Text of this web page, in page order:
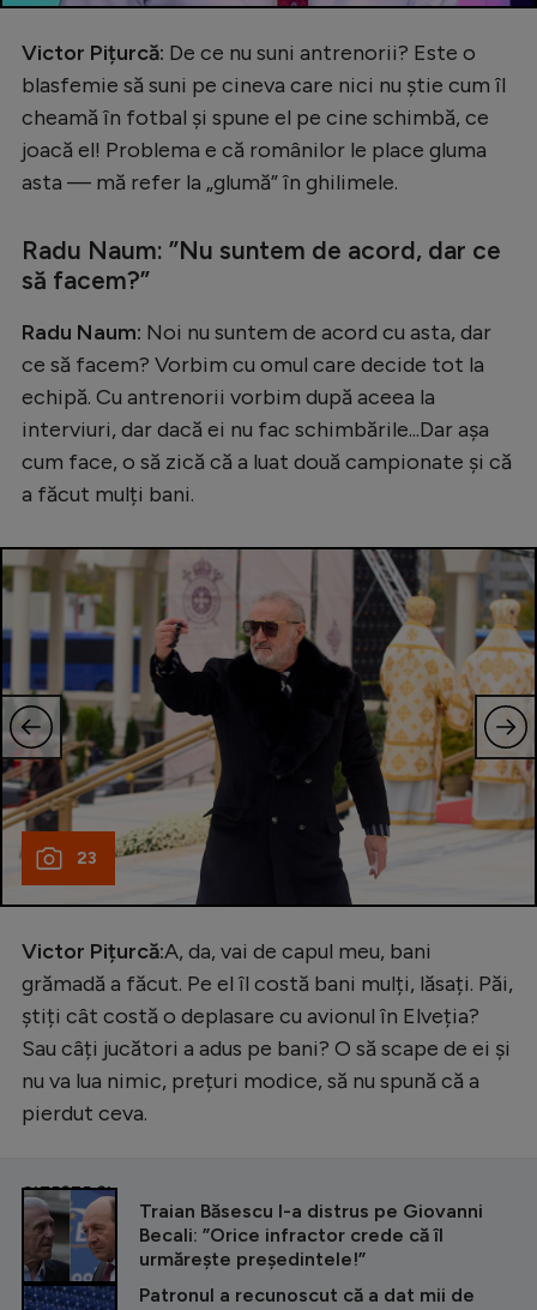
Victor Pițurcă: De ce nu suni antrenorii? Este o
blasfemie să suni pe cineva care nici nu știe cum îl
cheamă în fotbal și spune el pe cine schimbă, ce
joacă el! Problema e că românilor le place gluma
asta — mă refer la „glumă” în ghilimele.
Radu Naum: ”Nu suntem de acord, dar ce
să facem?”
Radu Naum: Noi nu suntem de acord cu asta, dar
ce să facem? Vorbim cu omul care decide tot la
echipă. Cu antrenorii vorbim după aceea la
interviuri, dar dacă ei nu fac schimbările...Dar așa
cum face, o să zică că a luat două campionate și că
a făcut mulți bani.
23
Victor Pițurcă:A, da, vai de capul meu, bani
grămadă a făcut. Pe el îl costă bani mulți, lăsați. Păi,
știți cât costă o deplasare cu avionul în Elveția?
Sau câți jucători a adus pe bani? O să scape de ei și
nu va lua nimic, prețuri modice, să nu spună că a
pierdut ceva.
CITEȘTE ȘI
Traian Băsescu l-a distrus pe Giovanni
Becali: ”Orice infractor crede că îl
urmărește președintele!”
Patronul a recunoscut că a dat mii de